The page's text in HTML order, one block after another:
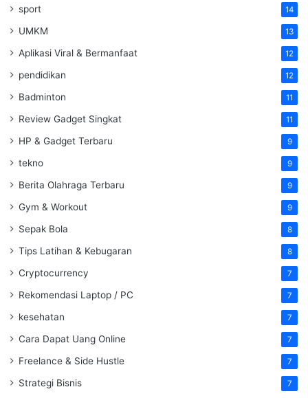
sport 14
UMKM 13
Aplikasi Viral & Bermanfaat 12
pendidikan 12
Badminton 11
Review Gadget Singkat 11
HP & Gadget Terbaru 9
tekno 9
Berita Olahraga Terbaru 9
Gym & Workout 9
Sepak Bola 8
Tips Latihan & Kebugaran 8
Cryptocurrency 7
Rekomendasi Laptop / PC 7
kesehatan 7
Cara Dapat Uang Online 7
Freelance & Side Hustle 7
Strategi Bisnis 7